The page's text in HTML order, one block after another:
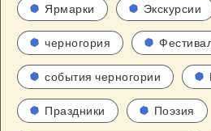
Ярмарки Экскурсии
черногория
события черногории
Праздники Поэзия